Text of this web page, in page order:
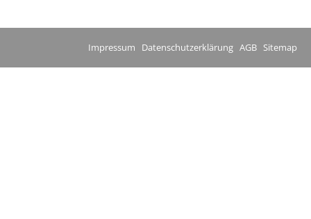
Impressum Datenschutzerklärung AGB Sitemap